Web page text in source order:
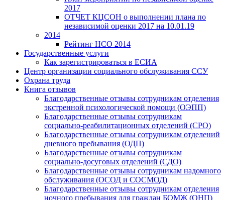
2017
ОТЧЕТ КЦСОН о выполнении плана по
независимой оценки 2017 на 10.01.19
2014
Рейтинг НСО 2014
Государственные услуги
Как зарегистрироваться в ЕСИА
Центр организации социального обслуживания ССУ
Охрана труда
Книга отзывов
Благодарственные отзывы сотрудникам отделения
экстренной психологической помощи (ОЭПП)
Благодарственные отзывы сотрудникам
социально-реабилитационных отделений (СРО)
Благодарственные отзывы сотрудникам отделений
дневного пребывания (ОДП)
Благодарственные отзывы сотрудникам
социально-досуговых отделений (СДО)
Благодарственные отзывы сотрудникам надомного
обслуживания (ОСОД и СОСМОД)
Благодарственные отзывы сотрудникам отделения
ночного пребывания для граждан БОМЖ (ОНП)